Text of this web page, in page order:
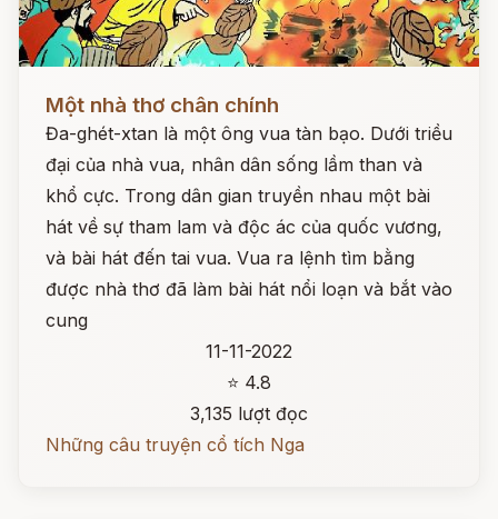
Một nhà thơ chân chính
Đa-ghét-xtan là một ông vua tàn bạo. Dưới triều
đại của nhà vua, nhân dân sống lầm than và
khổ cực. Trong dân gian truyền nhau một bài
hát về sự tham lam và độc ác của quốc vương,
và bài hát đến tai vua. Vua ra lệnh tìm bằng
được nhà thơ đã làm bài hát nổi loạn và bắt vào
cung
11-11-2022
⭐ 4.8
3,135 lượt đọc
Những câu truyện cổ tích Nga